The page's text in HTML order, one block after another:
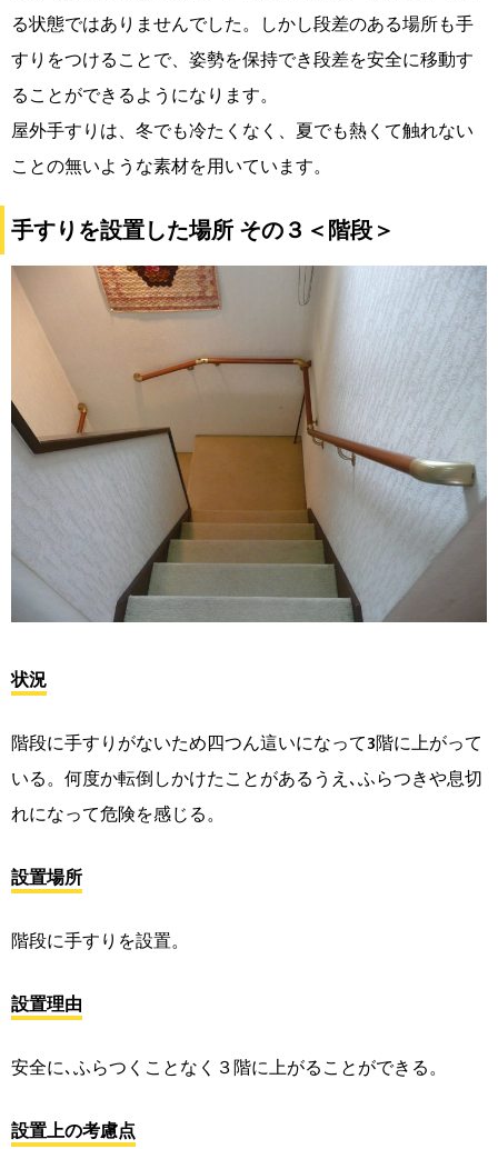
る状態ではありませんでした。しかし段差のある場所も手
すりをつけることで、姿勢を保持でき段差を安全に移動す
ることができるようになります。
屋外手すりは、冬でも冷たくなく、夏でも熱くて触れない
ことの無いような素材を用いています。
手すりを設置した場所 その３＜階段＞
状況
階段に手すりがないため四つん這いになって3階に上がって
いる。何度か転倒しかけたことがあるうえ､ふらつきや息切
れになって危険を感じる。
設置場所
階段に手すりを設置。
設置理由
安全に､ふらつくことなく３階に上がることができる。
設置上の考慮点